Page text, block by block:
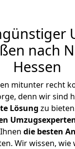
nach
Hessen
mitunter recht
denn wir sind
Lösung zu
die besten
Wir wissen, wie